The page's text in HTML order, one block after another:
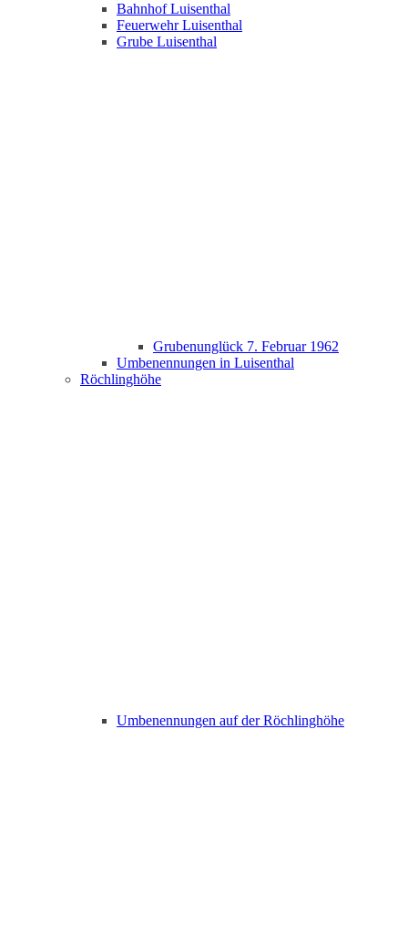
Bahnhof Luisenthal
Feuerwehr Luisenthal
Grube Luisenthal
Grubenunglück 7. Februar 1962
Umbenennungen in Luisenthal
Röchlinghöhe
Umbenennungen auf der Röchlinghöhe